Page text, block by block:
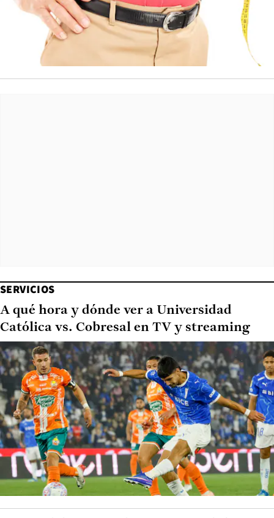
SERVICIOS
A qué hora y dónde ver a Universidad
Católica vs. Cobresal en TV y streaming